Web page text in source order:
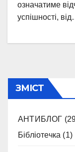
означатиме
успішності,
ЗМІСТ
АНТИБЛОГ
Бібліотечка (1)